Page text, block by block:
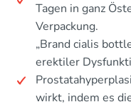
Tagen in ganz
Verpackung.
„Brand cialis
erektiler
wirkt, indem es